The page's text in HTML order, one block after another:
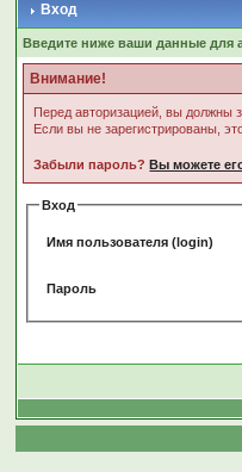
Вход
Введите ниже ваши данные для
Внимание!
Перед авторизацией, вы должны
Если вы не зарегистрированы,
Забыли пароль?Вы можете
Вход
Имя пользователя (login)
Пароль